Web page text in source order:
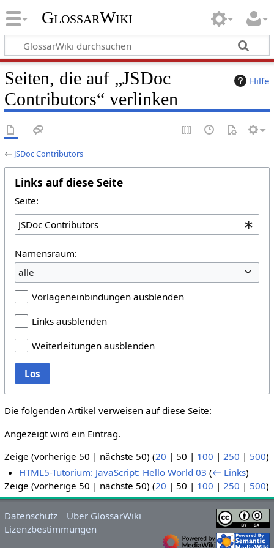
GlossarWiki
Hilfe
Seiten, die auf „JSDoc
Contributors“ verlinken
← JSDoc Contributors
Links auf diese Seite
Seite:
Namensraum:
alle
Vorlageneinbindungen ausblenden
Links ausblenden
Weiterleitungen ausblenden
Los
Die folgenden Artikel verweisen auf diese Seite:
Angezeigt wird ein Eintrag.
Zeige (vorherige 50 | nächste 50) (20 | 50 | 100 | 250 | 500)
HTML5-Tutorium: JavaScript: Hello World 03 (← Links)
Zeige (vorherige 50 | nächste 50) (20 | 50 | 100 | 250 | 500)
Datenschutz
Über GlossarWiki
Lizenzbestimmungen